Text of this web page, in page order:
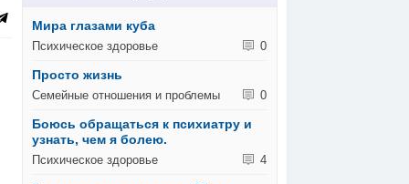
Мира глазами куба
Психическое здоровье 0
Просто жизнь
Семейные отношения и проблемы 0
Боюсь обращаться к психиатру и
узнать, чем я болею.
Психическое здоровье 4